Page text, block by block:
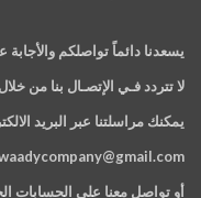
يسعدنا دائماً تواصلكم
لا تتردد فـي الإتصـال بنا من
يمكنك مراسلتنا عبر البريد
أو تواصل معنا علي الحسابات